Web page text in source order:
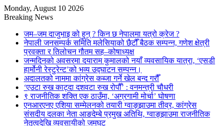
Monday, August 10 2026
Breaking News
जम–जम दाजुभाइ को हुन् ? किन छ नेपालमा यत्रो क्रेज ?
नेपाली जनसम्पर्क समिति मलेसियाको छैटौँ बैठक सम्पन्न, गणेश क्षेत्री
प्रवक्ता र तिलोचन गौतम सह–कोषाध्यक्ष
जन्मदिनको अवसरमा दयाराम कुमालको नयाँ व्यवसायिक यात्रा, ‘एसडी
हार्मोनी रेस्टुरेन्ट’को भव्य उद्घाटन सम्पन्न।
अदालतको नाममा कांग्रेस कब्जा गर्ने खेल बन्द गरौँ
‘एउटा रुख काट्दा दशवटा रुख रोपौँ’ : वनमन्त्री चौधरी
९ राजनीतिक शक्ति एक ठाउँमा, ‘अग्रगामी मोर्चा’ घोषणा
एनआरएनए एशिया सम्मेलनको तयारी ग्वाङ्झाउमा तीव्र, कांग्रेस
संसदीय दलका नेता आङदेम्बे प्रमुख अतिथि, ग्वाङ्झाउमा राजनीतिक
नेतृत्वदेखि व्यवसायीको जमघट